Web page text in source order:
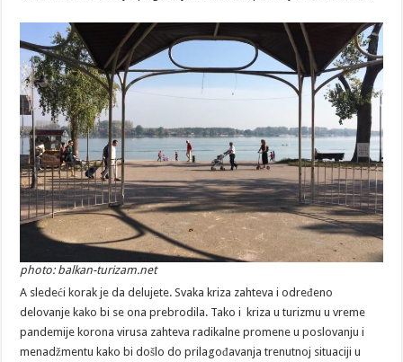
photo: balkan-turizam.net
A sledeći korak je da delujete. Svaka kriza zahteva i određeno
delovanje kako bi se ona prebrodila. Tako i kriza u turizmu u vreme
pandemije korona virusa zahteva radikalne promene u poslovanju i
menadžmentu kako bi došlo do prilagođavanja trenutnoj situaciji u